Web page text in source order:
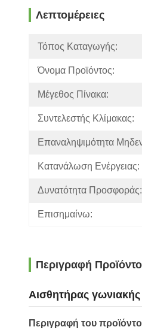
Λεπτομέρειες
Τόπος Καταγωγής:
Όνομα Προϊόντος:
Μέγεθος Πίνακα:
Συντελεστής Κλίμακας:
Επαναληψιμότητα
Κατανάλωση Ενέργειας:
Δυνατότητα Προσφοράς:
Επισημαίνω:
Περιγραφή
Αισθητήρας
Περιγραφή του